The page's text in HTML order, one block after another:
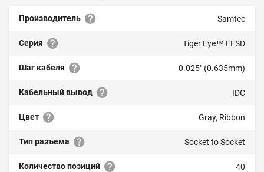
Производитель Samtec
Серия Tiger Eye™ FFSD
Шаг кабеля 0.025" (0.635mm)
Кабельный вывод IDC
Цвет Gray, Ribbon
Тип разъема Socket to Socket
Количество позиций 40